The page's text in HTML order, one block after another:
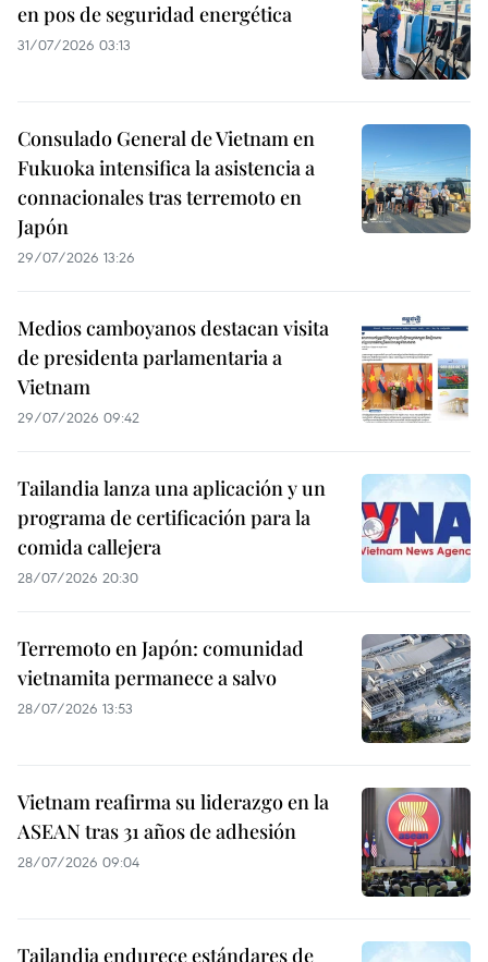
en pos de seguridad energética
31/07/2026 03:13
Consulado General de Vietnam en
Fukuoka intensifica la asistencia a
connacionales tras terremoto en
Japón
29/07/2026 13:26
Medios camboyanos destacan visita
de presidenta parlamentaria a
Vietnam
29/07/2026 09:42
Tailandia lanza una aplicación y un
programa de certificación para la
comida callejera
28/07/2026 20:30
Terremoto en Japón: comunidad
vietnamita permanece a salvo
28/07/2026 13:53
Vietnam reafirma su liderazgo en la
ASEAN tras 31 años de adhesión
28/07/2026 09:04
Tailandia endurece estándares de